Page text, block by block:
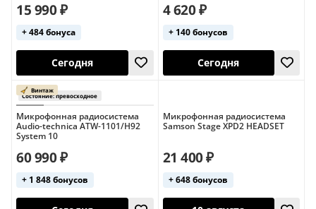
Вокальные (с динамическим микрофоном)
Вокальные (с ручным микрофоном)
Вокальные цифровые
Гитарные (AKG)
Гитарные (Line 6)
Головные
Головные (2 микрофона)
Головные (4 микрофона)
Инструментальные
15 990 ₽
+ 484 бонуса
Сегодня
4 620 ₽
+ 140 бонусов
Сегодня
Микрофонная радиосистема
Audio-technica ATW-1101/H92
System 10
60 990 ₽
+ 1 848 бонусов
Микрофонная радиосистема
Samson Stage XPD2 HEADSET
21 400 ₽
+ 648 бонусов